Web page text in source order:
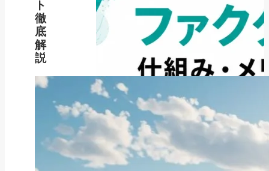
ト
徹
底
解
説